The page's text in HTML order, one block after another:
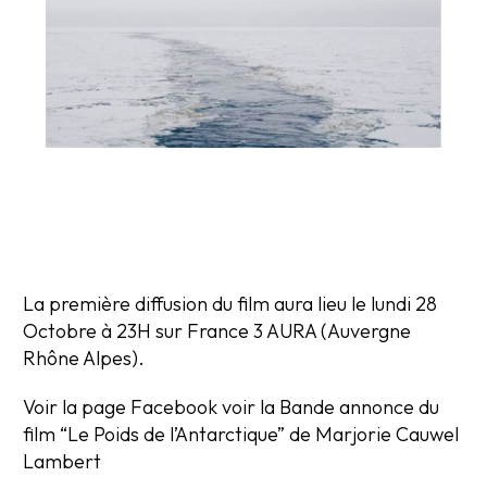
La première diffusion du film aura lieu le lundi 28
Octobre à 23H sur France 3 AURA (Auvergne
Rhône Alpes).
Voir la page Facebook voir la Bande annonce du
film “Le Poids de l’Antarctique” de Marjorie Cauwel
Lambert